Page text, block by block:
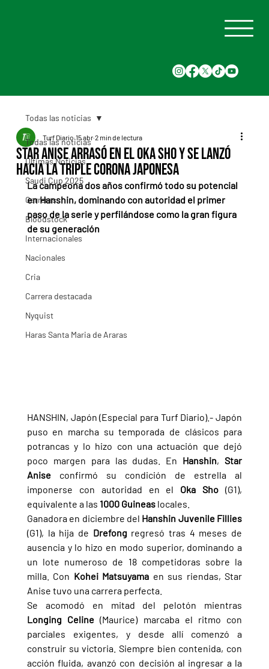
Todas las noticias
Últimas Noticias
Saudi Cup 2025
Carreras
Bloodstock
Internacionales
Nacionales
Cria
Carrera destacada
Nyquist
Haras Santa Maria de Araras
Todas las noticias
Star Anise arrasó en el Oka Sho y se lanzó
hacia la Triple Corona japonesa
Turf Diario 15 abr 2 min de lectura
La campeona dos años confirmó todo su potencial
en Hanshin, dominando con autoridad el primer
paso de la serie y perfilándose como la gran figura
de su generación
HANSHIN, Japón (Especial para Turf Diario).- Japón
puso en marcha su temporada de clásicos para
potrancas y lo hizo con una actuación que dejó
poco margen para las dudas. En Hanshin, Star
Anise confirmó su condición de estrella al
imponerse con autoridad en el Oka Sho (G1),
equivalente a las 1000 Guineas locales.
Ganadora en diciembre del
(G1), la hija de Drefong regresó tras 4 meses de
ausencia y lo hizo en modo superior, dominando a
un lote numeroso de 18 competidoras sobre la
milla. Con Kohei Matsuyama en sus riendas, Star
Anise tuvo una carrera perfecta.
Longing Celine (Maurice) marcaba el ritmo con
parciales exigentes, y desde allí comenzó a
construir su victoria. Siempre bien contenida, con
acción fluida, avanzó con decisión al ingresar a la